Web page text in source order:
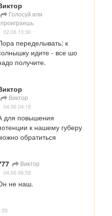
Голосуй или
проиграешь
02.06 10:30
переделывать: к
идите - все шо
получите.
Виктор
04.06 04:18
для повышения
к нашему губеру
обратиться
Виктор
04.06 06:59
не наш.